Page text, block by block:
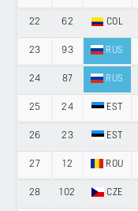
22 62 COL
23 93 RUS
24 87 RUS
25 24 EST
26 23 EST
27 12 ROU
28 102 CZE